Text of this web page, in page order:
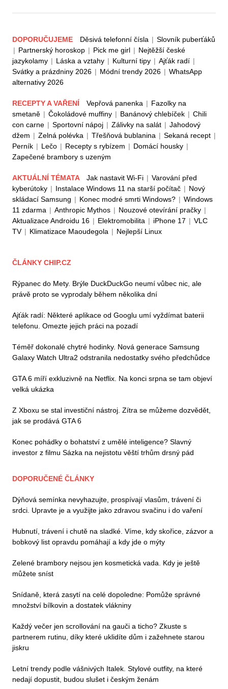
DOPORUČUJEME Děsivá telefonní čísla | Slovník puberťáků
| Partnerský horoskop | Pick me girl | Nejtěžší české
jazykolamy | Láska a vztahy | Kulturní tipy | Ajťák radí |
Svátky a prázdniny 2026 | Módní trendy 2026 | WhatsApp
alternativy 2026
RECEPTY A VAŘENÍ Vepřová panenka | Fazolky na
smetaně | Čokoládové muffiny | Banánový chlebíček | Chili
con carne | Sportovní nápoj | Zálivky na salát | Jahodový
džem | Zelná polévka | Třešňová bublanina | Sekaná recept |
Perník | Lečo | Recepty s rybízem | Domácí housky |
Zapečené brambory s uzeným
AKTUÁLNÍ TÉMATA Jak nastavit Wi-Fi | Varování před
kyberútoky | Instalace Windows 11 na starší počítač | Nový
skládací Samsung | Konec modré smrti Windows? | Windows
11 zdarma | Anthropic Mythos | Nouzové otevírání pračky |
Aktualizace Androidu 16 | Elektromobilita | iPhone 17 | VLC
TV | Klimatizace Maoudegola | Nejlepší Linux
ČLÁNKY CHIP.CZ
Rýpanec do Mety. Brýle DuckDuckGo neumí vůbec nic, ale
právě proto se vyprodaly během několika dní
Ajťák radí: Některé aplikace od Googlu umí vyždímat baterii
telefonu. Omezte jejich práci na pozadí
Téměř dokonalé chytré hodinky. Nová generace Samsung
Galaxy Watch Ultra2 odstranila nedostatky svého předchůdce
GTA 6 míří exkluzivně na Netflix. Na konci srpna se tam objeví
velká ukázka
Z Xboxu se stal investiční nástroj. Zítra se můžeme dozvědět,
jak se prodává GTA 6
Konec pohádky o bohatství z umělé inteligence? Slavný
investor z filmu Sázka na nejistotu věští trhům drsný pád
DOPORUČENÉ ČLÁNKY
Dýňová semínka nevyhazujte, prospívají vlasům, trávení či
srdci. Upravte je a využijte jako zdravou svačinu i do vaření
Hubnutí, trávení i chutě na sladké. Víme, kdy skořice, zázvor a
bobkový list opravdu pomáhají a kdy jde o mýty
Zelené brambory nejsou jen kosmetická vada. Kdy je ještě
můžete sníst
Snídaně, která zasytí na celé dopoledne: Pomůže správné
množství bílkovin a dostatek vlákniny
Každý večer jen scrollování na gauči a ticho? Zkuste s
partnerem rutinu, díky které uklidíte dům i zažehnete starou
jiskru
Letní trendy podle vášnivých Italek. Stylové outfity, na které
nedají dopustit, budou slušet i českým ženám